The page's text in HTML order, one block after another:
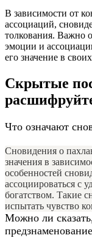
В зависимости от
ассоциаций,
толкования. Важно
эмоции и
его значение в
Скрытые
Что означают
Сновидения о
значения в
особенностей
ассоциироваться с
богатством. Такие
испытать чувство
Можно ли